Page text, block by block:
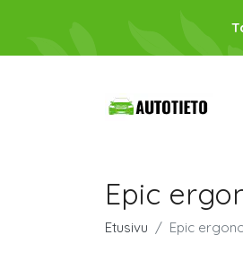
Epic
Etusivu Epic